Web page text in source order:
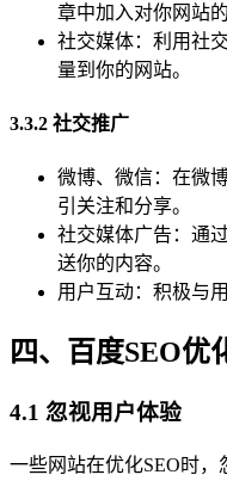
章中加入对你网站
社交媒体：利用社
量到你的网站。
3.3.2 社交推广
微博、微信：在微
引关注和分享。
社交媒体广告：通
送你的内容。
用户互动：积极与
四、百度SEO优
4.1 忽视用户体验
一些网站在优化SEO时